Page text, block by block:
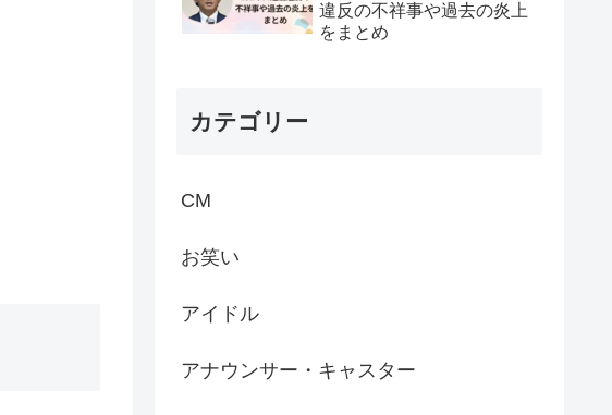
違反の不祥事や過去の炎上
をまとめ
カテゴリー
CM
お笑い
アイドル
アナウンサー・キャスター